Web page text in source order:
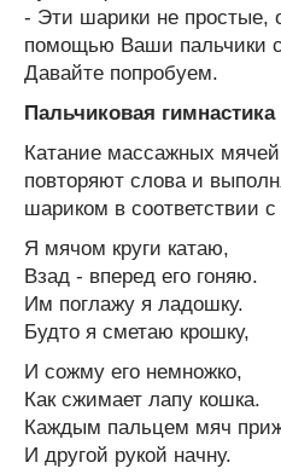
- Эти шарики не
помощью Ваши пальчики
Давайте попробуем.
Пальчиковая гимнастика
Катание массажных
повторяют слова и
шариком в соответствии с
Я мячом круги катаю,
Взад - вперед его гоняю.
Им поглажу я ладошку.
Будто я сметаю крошку,
И сожму его немножко,
Как сжимает лапу кошка.
Каждым пальцем мяч
И другой рукой начну.